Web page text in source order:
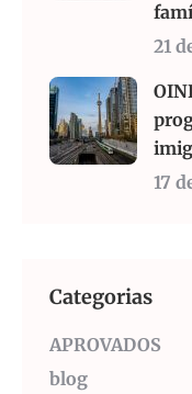
21
17
Categorias
APROVADOS
blog